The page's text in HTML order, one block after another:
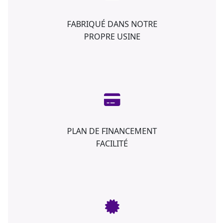
FABRIQUÉ DANS NOTRE
PROPRE USINE
PLAN DE FINANCEMENT
FACILITÉ